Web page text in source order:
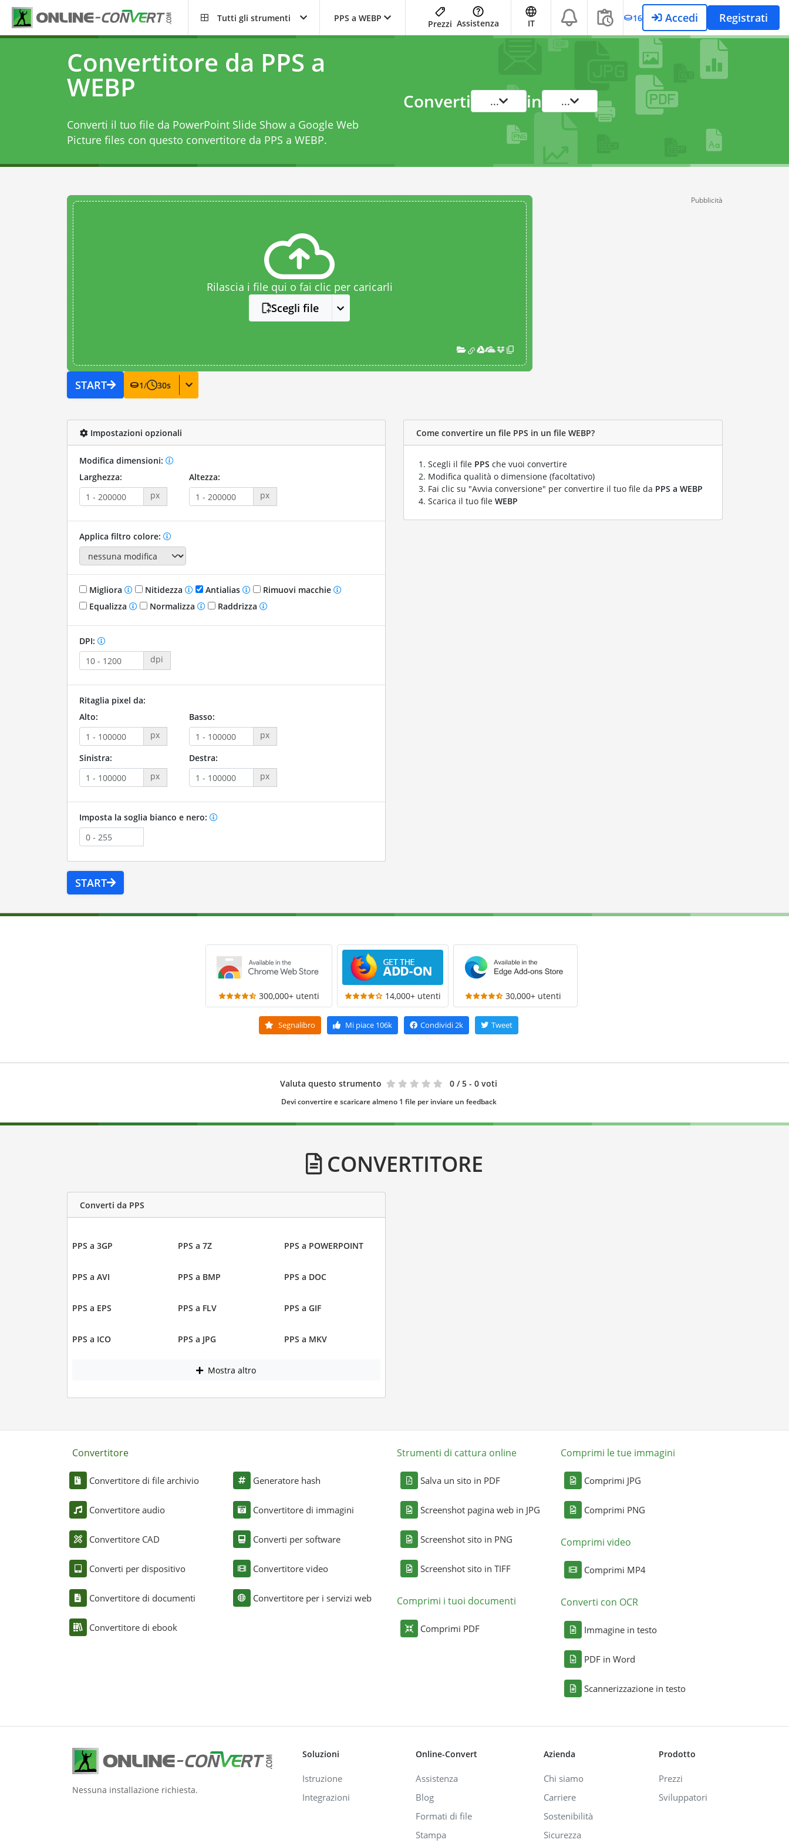
Tutti gli strumenti PPS a WEBP
Prezzi Assistenza IT 16 Accedi Registrati
Convertitore da PPS a
WEBP
Converti il tuo file da PowerPoint Slide Show a Google Web
Picture files con questo convertitore da PPS a WEBP.
Converti ... in ...
Rilascia i file qui o fai clic per caricarli
Scegli file
START 1/ 30s
Pubblicità
Impostazioni opzionali
Modifica dimensioni:
Larghezza:
px
Altezza:
px
Applica filtro colore:
Migliora Nitidezza Antialias
Rimuovi macchie
Equalizza
Normalizza Raddrizza
DPI:
dpi
Ritaglia pixel da:
Alto:
px
Basso:
px
Sinistra:
px
Destra:
px
Imposta la soglia bianco e nero:
START
Come convertire un file PPS in un file WEBP?
Scegli il file PPS che vuoi convertire
Modifica qualità o dimensione (facoltativo)
Fai clic su "Avvia conversione" per convertire il tuo file da PPS a WEBP
Scarica il tuo file WEBP
300,000+ utenti 14,000+ utenti 30,000+ utenti
Segnalibro Mi piace 106k Condividi2k Tweet
Valuta questo strumento 0 / 5 - 0 voti
Devi convertire e scaricare almeno 1 file per inviare un feedback
CONVERTITORE
Converti da PPS
PPS a 3GP PPS a 7Z PPS a POWERPOINT
PPS a AVI PPS a BMP PPS a DOC
PPS a EPS PPS a FLV PPS a GIF
PPS a ICO PPS a JPG PPS a MKV
Mostra altro
Convertitore
Convertitore di file archivio
Convertitore audio
Convertitore CAD
Converti per dispositivo
Convertitore di documenti
Convertitore di ebook
Generatore hash
Convertitore di immagini
Converti per software
Convertitore video
Convertitore per i servizi web
Strumenti di cattura online
Salva un sito in PDF
Screenshot pagina web in JPG
Screenshot sito in PNG
Screenshot sito in TIFF
Comprimi i tuoi documenti
Comprimi PDF
Comprimi le tue immagini
Comprimi JPG
Comprimi PNG
Comprimi video
Comprimi MP4
Converti con OCR
Immagine in testo
PDF in Word
Scannerizzazione in testo
Nessuna installazione richiesta.
Soluzioni
Istruzione
Integrazioni
Online-Convert
Assistenza
Blog
Formati di file
Stampa
Azienda
Chi siamo
Carriere
Sostenibilità
Sicurezza
Prodotto
Prezzi
Sviluppatori